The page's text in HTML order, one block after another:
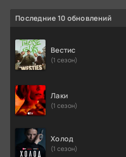
Последние 10 обновлений
Вестис
(1 сезон)
Лаки
(1 сезон)
Холод
(1 сезон)